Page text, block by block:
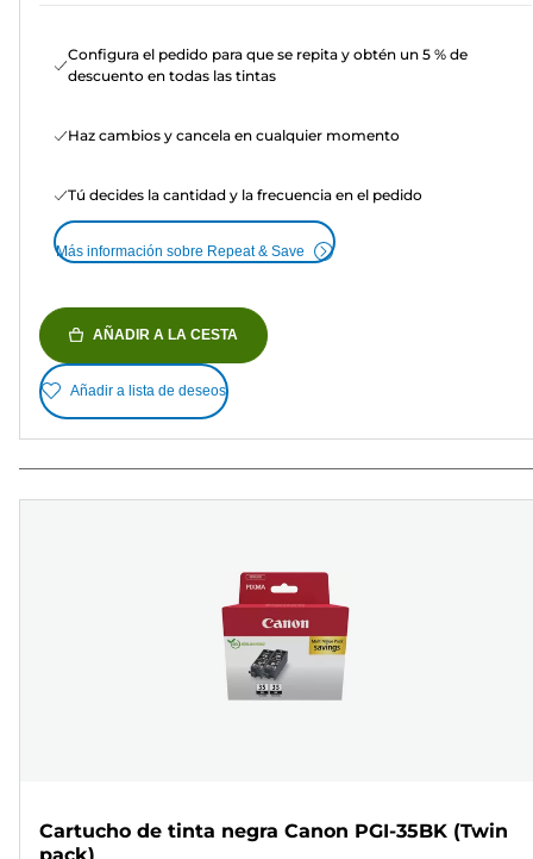
Configura el pedido para que se repita y obtén un 5 % de
descuento en todas las tintas
Haz cambios y cancela en cualquier momento
Tú decides la cantidad y la frecuencia en el pedido
Más información sobre Repeat & Save
AÑADIR A LA CESTA
Añadir a lista de deseos
Cartucho de tinta negra Canon PGI-35BK (Twin